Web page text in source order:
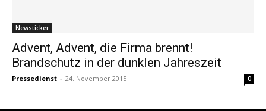
Newsticker
Advent, Advent, die Firma brennt!
Brandschutz in der dunklen Jahreszeit
Pressedienst - 24. November 2015 0